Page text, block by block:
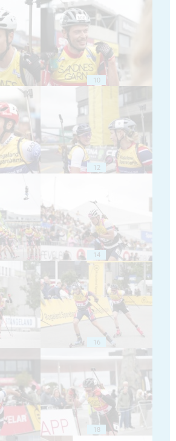
10
12
14
16
18